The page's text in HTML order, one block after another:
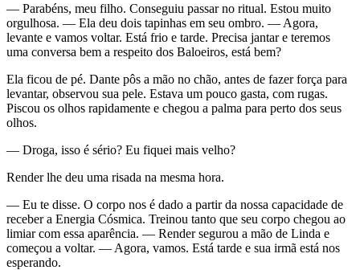
— Parabéns, meu filho. Conseguiu passar no ritual. Estou muito
orgulhosa. — Ela deu dois tapinhas em seu ombro. — Agora,
levante e vamos voltar. Está frio e tarde. Precisa jantar e teremos
uma conversa bem a respeito dos Baloeiros, está bem?
Ela ficou de pé. Dante pôs a mão no chão, antes de fazer força para
levantar, observou sua pele. Estava um pouco gasta, com rugas.
Piscou os olhos rapidamente e chegou a palma para perto dos seus
olhos.
— Droga, isso é sério? Eu fiquei mais velho?
Render lhe deu uma risada na mesma hora.
— Eu te disse. O corpo nos é dado a partir da nossa capacidade de
receber a Energia Cósmica. Treinou tanto que seu corpo chegou ao
limiar com essa aparência. — Render segurou a mão de Linda e
começou a voltar. — Agora, vamos. Está tarde e sua irmã está nos
esperando.